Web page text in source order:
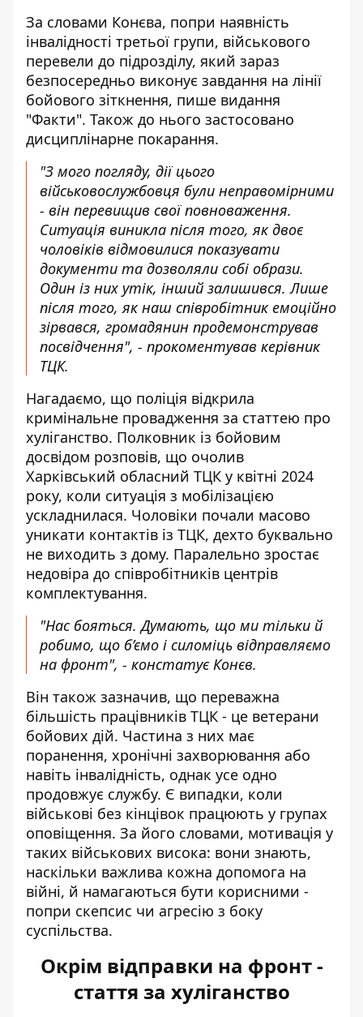
За словами Конєва, попри наявність
інвалідності третьої групи, військового
перевели до підрозділу, який зараз
безпосередньо виконує завдання на лінії
бойового зіткнення, пише видання
"Факти". Також до нього застосовано
дисциплінарне покарання.
"З мого погляду, дії цього
військовослужбовця були неправомірними
- він перевищив свої повноваження.
Ситуація виникла після того, як двоє
чоловіків відмовилися показувати
документи та дозволяли собі образи.
Один із них утік, інший залишився. Лише
після того, як наш співробітник емоційно
зірвався, громадянин продемонстрував
посвідчення", - прокоментував керівник
ТЦК.
Нагадаємо, що поліція відкрила
кримінальне провадження за статтею про
хуліганство. Полковник із бойовим
досвідом розповів, що очолив
Харківський обласний ТЦК у квітні 2024
року, коли ситуація з мобілізацією
ускладнилася. Чоловіки почали масово
уникати контактів із ТЦК, дехто буквально
не виходить з дому. Паралельно зростає
недовіра до співробітників центрів
комплектування.
"Нас бояться. Думають, що ми тільки й
робимо, що б’ємо і силоміць відправляємо
на фронт", - констатує Конєв.
Він також зазначив, що переважна
більшість працівників ТЦК - це ветерани
бойових дій. Частина з них має
поранення, хронічні захворювання або
навіть інвалідність, однак усе одно
продовжує службу. Є випадки, коли
військові без кінцівок працюють у групах
оповіщення. За його словами, мотивація у
таких військових висока: вони знають,
наскільки важлива кожна допомога на
війні, й намагаються бути корисними -
попри скепсис чи агресію з боку
суспільства.
Окрім відправки на фронт -
стаття за хуліганство